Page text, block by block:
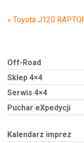
« Toyota J120
Off-Road
Sklep 4×4
Serwis 4×4
Puchar eXpedycji
Kalendarz imprez